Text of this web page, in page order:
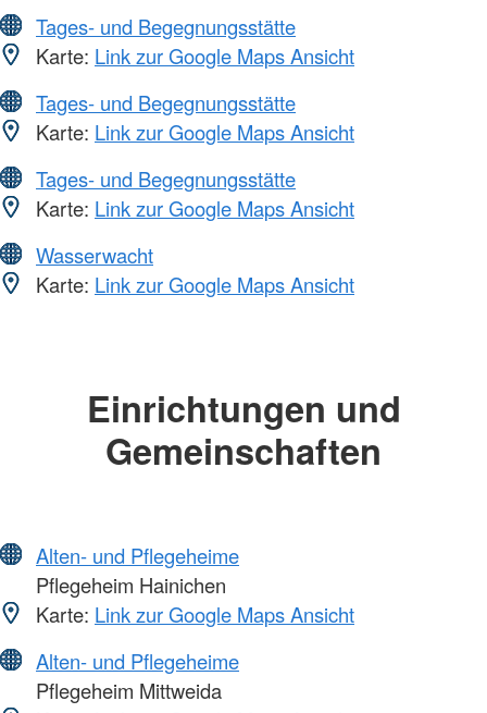
Tages- und Begegnungsstätte
Karte: Link zur Google Maps Ansicht
Tages- und Begegnungsstätte
Karte: Link zur Google Maps Ansicht
Tages- und Begegnungsstätte
Karte: Link zur Google Maps Ansicht
Wasserwacht
Karte: Link zur Google Maps Ansicht
Einrichtungen und
Gemeinschaften
Alten- und Pflegeheime
Pflegeheim Hainichen
Karte: Link zur Google Maps Ansicht
Alten- und Pflegeheime
Pflegeheim Mittweida